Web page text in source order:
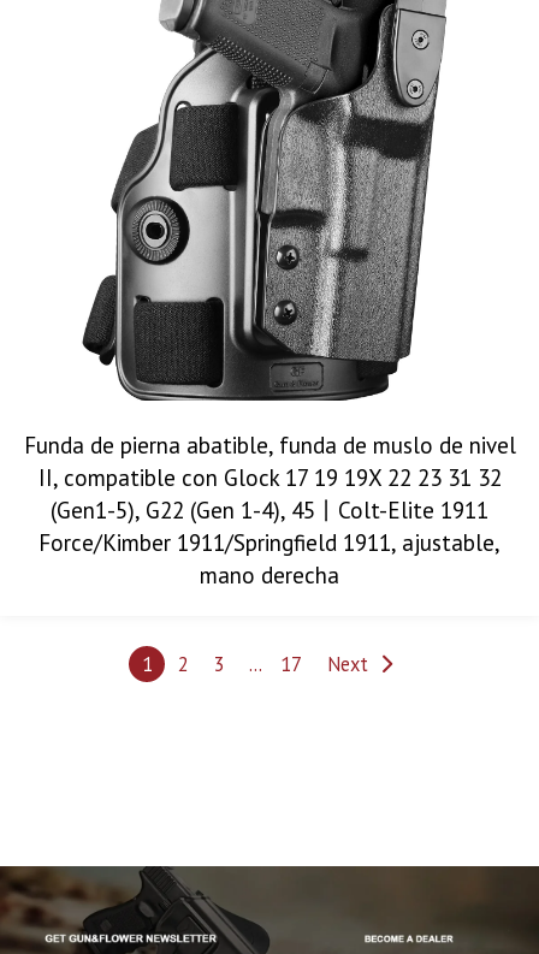
Funda de pierna abatible, funda de muslo de nivel
II, compatible con Glock 17 19 19X 22 23 31 32
(Gen1-5), G22 (Gen 1-4), 45丨Colt-Elite 1911
Force/Kimber 1911/Springfield 1911, ajustable,
mano derecha
1 2 3 … 17 Next